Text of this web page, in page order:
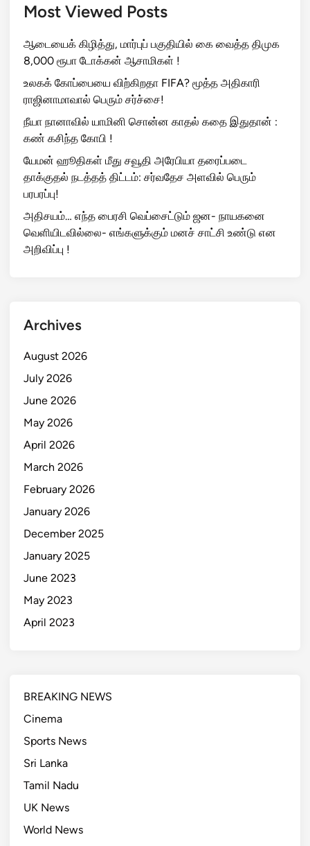
Most Viewed Posts
ஆடையைக் கிழித்து, மார்புப் பகுதியில் கை வைத்த திமுக
8,000 ரூபா டோக்கன் ஆசாமிகள் !
உலகக் கோப்பையை விற்கிறதா FIFA? மூத்த அதிகாரி
ராஜினாமாவால் பெரும் சர்ச்சை!
நீயா நானாவில் யாமினி சொன்ன காதல் கதை இதுதான் :
கண் கசிந்த கோபி !
யேமன் ஹூதிகள் மீது சவூதி அரேபியா தரைப்படை
தாக்குதல் நடத்தத் திட்டம்: சர்வதேச அளவில் பெரும்
பரபரப்பு!
அதிசயம்… எந்த பைரசி வெப்சைட்டும் ஜன- நாயகனை
வெளியிடவில்லை- எங்களுக்கும் மனச் சாட்சி உண்டு என
அறிவிப்பு !
Archives
August 2026
July 2026
June 2026
May 2026
April 2026
March 2026
February 2026
January 2026
December 2025
January 2025
June 2023
May 2023
April 2023
BREAKING NEWS
Cinema
Sports News
Sri Lanka
Tamil Nadu
UK News
World News